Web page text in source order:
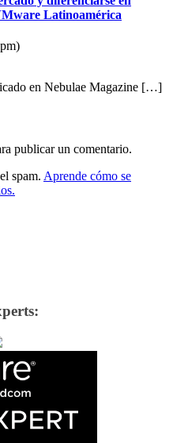
Latinoamérica
en Nebulae Magazine […]
publicar un comentario.
spam. Aprende cómo se